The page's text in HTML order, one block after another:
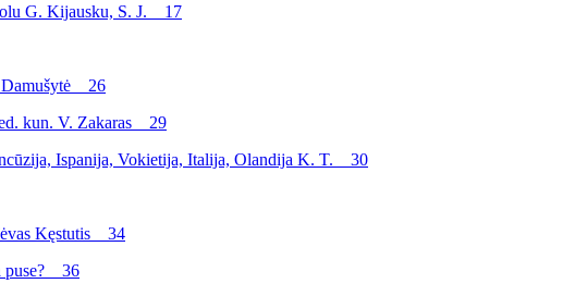
G. Kijausku, S. J. 17
26
kun. V. Zakaras 29
Ispanija, Vokietija, Italija, Olandija K. T. 30
Kęstutis 34
puse? 36